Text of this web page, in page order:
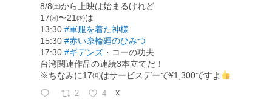
8/8㈯から上映は始まるけれど
17㈪〜21㈭は
13:30#軍服を着た神様
15:30#赤い糸輪廻のひみつ
17:30#ギデンズ ・コーの功夫
台湾関連作品の連続3本立てだ！
※ちなみに17㈪はサービスデーで¥1,300ですよ
2 4 X